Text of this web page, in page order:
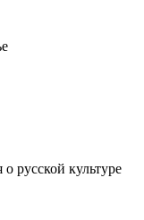
русской культуре